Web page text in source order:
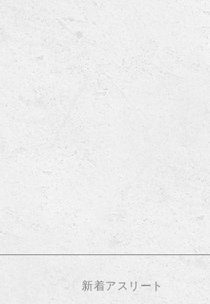
新着アスリート